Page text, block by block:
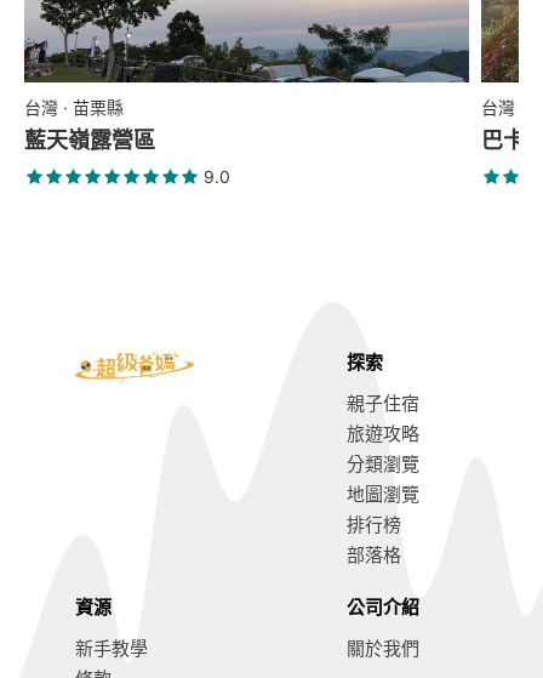
台灣 · 苗栗縣
藍天嶺露營區
9.0
台灣 ·
巴卡
探索
親子住宿
旅遊攻略
分類瀏覽
地圖瀏覽
排行榜
部落格
資源
新手教學
公司介紹
關於我們